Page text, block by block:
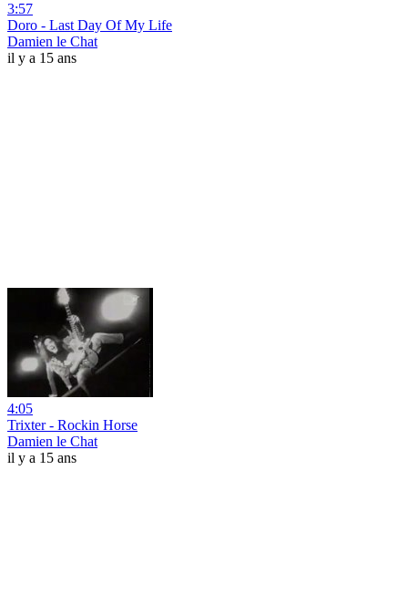
3:57
Doro - Last Day Of My Life
Damien le Chat
il y a 15 ans
4:05
Trixter - Rockin Horse
Damien le Chat
il y a 15 ans